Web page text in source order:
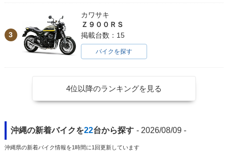
3
カワサキ
Ｚ９００ＲＳ
掲載台数：15
バイクを探す
4位以降のランキングを見る
沖縄の新着バイクを22台から探す - 2026/08/09 -
沖縄県の新着バイク情報を1時間に1回更新しています